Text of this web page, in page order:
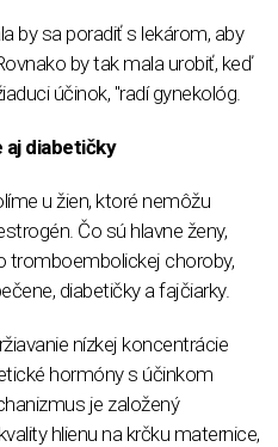
by sa poradiť s lekárom, aby
by tak mala urobiť, keď
účinok, "radí gynekológ.
diabetičky
u žien, ktoré nemôžu
Čo sú hlavne ženy,
tromboembolickej choroby,
diabetičky a fajčiarky.
nízkej koncentrácie
hormóny s účinkom
je založený
hlienu na krčku maternice,